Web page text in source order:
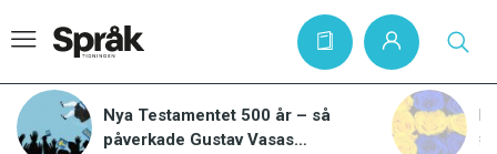
Nya Testamentet 500 år – så
påverkade Gustav Vasas